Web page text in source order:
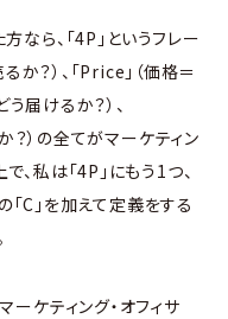
なら、「4P」というフレー
？）、「Price」（価格＝
届けるか？）、
）の全てがマーケティン
、私は「4P」にもう1つ、
「C」を加えて定義をする
ーケティング・オフィサ